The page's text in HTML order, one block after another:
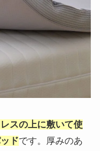
スの上に敷いて使
ドです。厚みのあ